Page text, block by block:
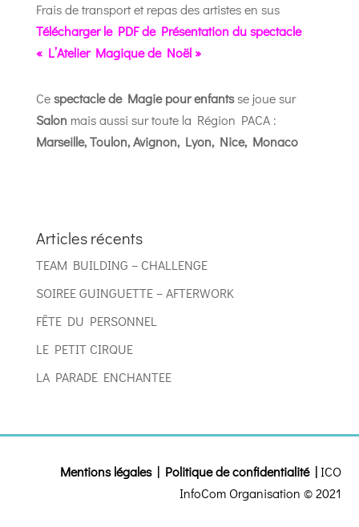
Frais de transport et repas des artistes en sus
Télécharger le PDF de Présentation du spectacle
« L’Atelier Magique de Noël »
Cespectacle de Magie pour enfantsse joue sur
Salon mais aussi sur toute la Région PACA :
Marseille, Toulon, Avignon, Lyon, Nice, Monaco
Articles récents
TEAM BUILDING – CHALLENGE
SOIREE GUINGUETTE – AFTERWORK
FÊTE DU PERSONNEL
LE PETIT CIRQUE
LA PARADE ENCHANTEE
Mentions légales| Politique de confidentialité|ICO
InfoCom Organisation © 2021